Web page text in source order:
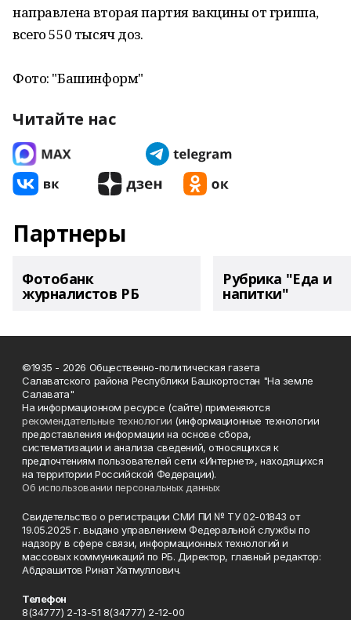
направлена вторая партия вакцины от гриппа,
всего 550 тысяч доз.
Фото: "Башинформ"
Читайте нас
Партнеры
Фотобанк
журналистов РБ
Рубрика "Еда и
напитки"
©1935 - 2026 Общественно-политическая газета
Салаватского района Республики Башкортостан "На земле
Салавата"
На информационном ресурсе (сайте) применяются
рекомендательные технологии (информационные технологии
предоставления информации на основе сбора,
систематизации и анализа сведений, относящихся к
предпочтениям пользователей сети «Интернет», находящихся
на территории Российской Федерации).
Об использовании персональных данных
Свидетельство о регистрации СМИ ПИ № ТУ 02-01843 от
19.05.2025 г. выдано управлением Федеральной службы по
надзору в сфере связи, информационных технологий и
массовых коммуникаций по РБ. Директор, главный редактор:
Абдрашитов Ринат Хатмуллович.
Телефон
8(34777) 2-13-51 8(34777) 2-12-00